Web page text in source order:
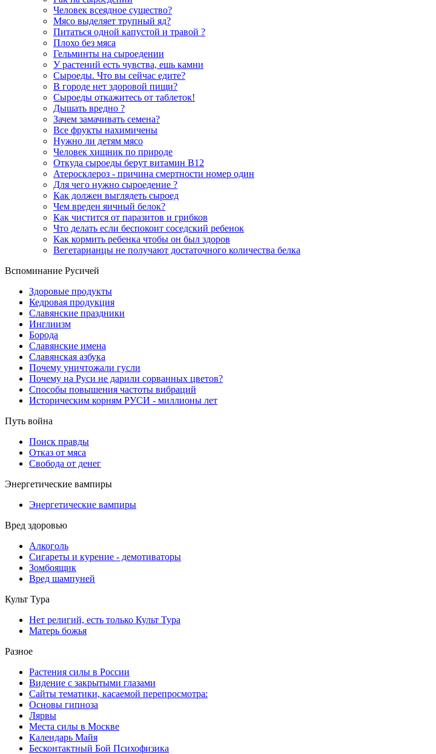
Человек всеядное существо?
Мясо выделяет трупный яд?
Питаться одной капустой и травой ?
Плохо без мяса
Гельминты на сыроедении
У растений есть чувства, ешь камни
Сыроеды. Что вы сейчас едите?
В городе нет здоровой пищи?
Сыроеды откажитесь от таблеток!
Дышать вредно ?
Зачем замачивать семена?
Все фрукты нахимичены
Нужно ли детям мясо
Человек хищник по природе
Откуда сыроеды берут витамин B12
Атеросклероз - причина смертности номер один
Для чего нужно сыроедение ?
Как должен выглядеть сыроед
Чем вреден яичный белок?
Как чистится от паразитов и грибков
Что делать если беспокоит соседский ребенок
Как кормить ребенка чтобы он был здоров
Вегетарианцы не получают достаточного количества белка
Вспоминание Русичей
Здоровые продукты
Кедровая продукция
Славянские праздники
Инглиизм
Борода
Славянские имена
Славянская азбука
Почему уничтожали гусли
Почему на Руси не дарили сорванных цветов?
Способы повышения частоты вибраций
Историческим корням РУСИ - миллионы лет
Путь война
Поиск правды
Отказ от мяса
Свобода от денег
Энергетические вампиры
Энергетические вампиры
Вред здоровью
Алкоголь
Сигареты и курение - демотиваторы
Зомбоящик
Вред шампуней
Культ Тура
Нет религий, есть только Культ Тура
Матерь божья
Разное
Растения силы в России
Видение с закрытыми глазами
Сайты тематики, касаемой перепросмотра:
Основы гипноза
Лярвы
Места силы в Москве
Календарь Майя
Бесконтактный Бой Психофизика